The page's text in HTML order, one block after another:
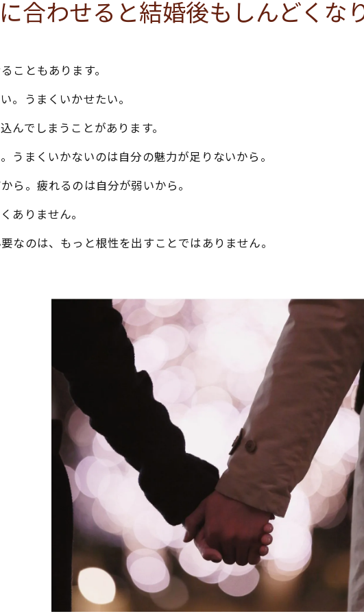
合わせると結婚後もしんどくな
こともあります。
。うまくいかせたい。
んでしまうことがあります。
うまくいかないのは自分の魅力が足りないから。
ら。疲れるのは自分が弱いから。
ありません。
なのは、もっと根性を出すことではありません。